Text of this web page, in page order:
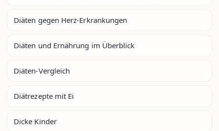
Diäten gegen Herz-Erkrankungen
Diäten und Ernährung im Überblick
Diäten-Vergleich
Diätrezepte mit Ei
Dicke Kinder